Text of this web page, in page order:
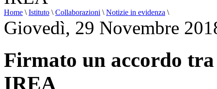
Home \ Istituto \ Collaborazioni \ Notizie in evidenza \
Giovedì, 29 Novembre
Firmato un accordo
IREA